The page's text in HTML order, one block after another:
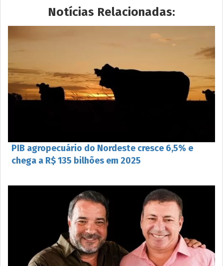
Notícias Relacionadas:
PIB agropecuário do Nordeste cresce 6,5% e
chega a R$ 135 bilhões em 2025